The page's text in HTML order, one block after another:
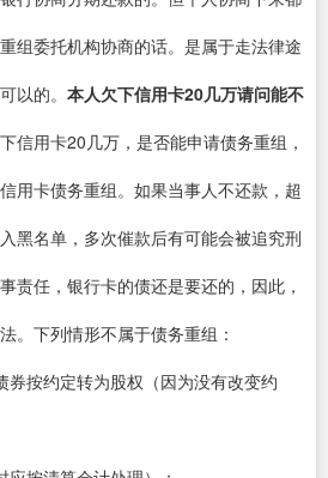
组委托机构协商的话。是属于走法律途
以的。 本人欠下信用卡20几万请问能不
信用卡20几万，是否能申请债务重组，
用卡债务重组。如果当事人不还款，超
黑名单，多次催款后有可能会被追究刑
责任，银行卡的债还是要还的，因此，
。下列情形不属于债务重组：
券按约定转为股权（因为没有改变约